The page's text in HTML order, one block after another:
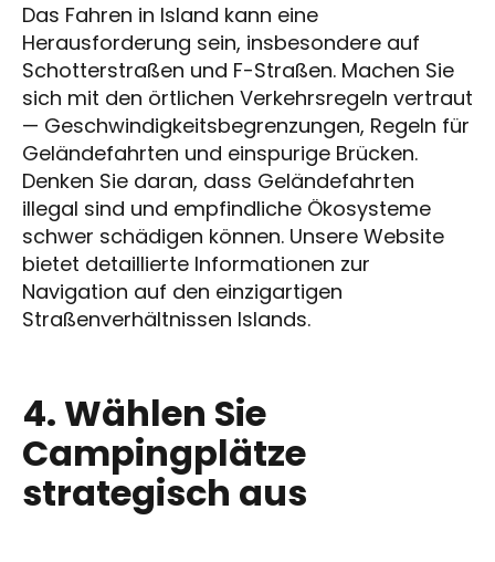
Das Fahren in Island kann eine
Herausforderung sein, insbesondere auf
Schotterstraßen und F-Straßen. Machen Sie
sich mit den örtlichen Verkehrsregeln vertraut
— Geschwindigkeitsbegrenzungen, Regeln für
Geländefahrten und einspurige Brücken.
Denken Sie daran, dass Geländefahrten
illegal sind und empfindliche Ökosysteme
schwer schädigen können. Unsere Website
bietet detaillierte Informationen zur
Navigation auf den einzigartigen
Straßenverhältnissen Islands.
4. Wählen Sie
Campingplätze
strategisch aus